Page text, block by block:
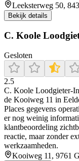
Leeksterweg 50,
Bekijk details
C. Koole
Gesloten
2.5
C. Koole Loodgieter-
de Kooiweg 11 in
Places gegevens
er nog weinig
klantbeoordeling
reactie, maar zonder
werkzaamheden.
Kooiweg 11, 9761